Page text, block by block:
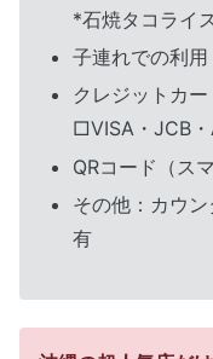
*石焼タコライ
子連れでの利用
クレジットカ
□VISA・JCB・
QRコード（ス
その他：カウ
有